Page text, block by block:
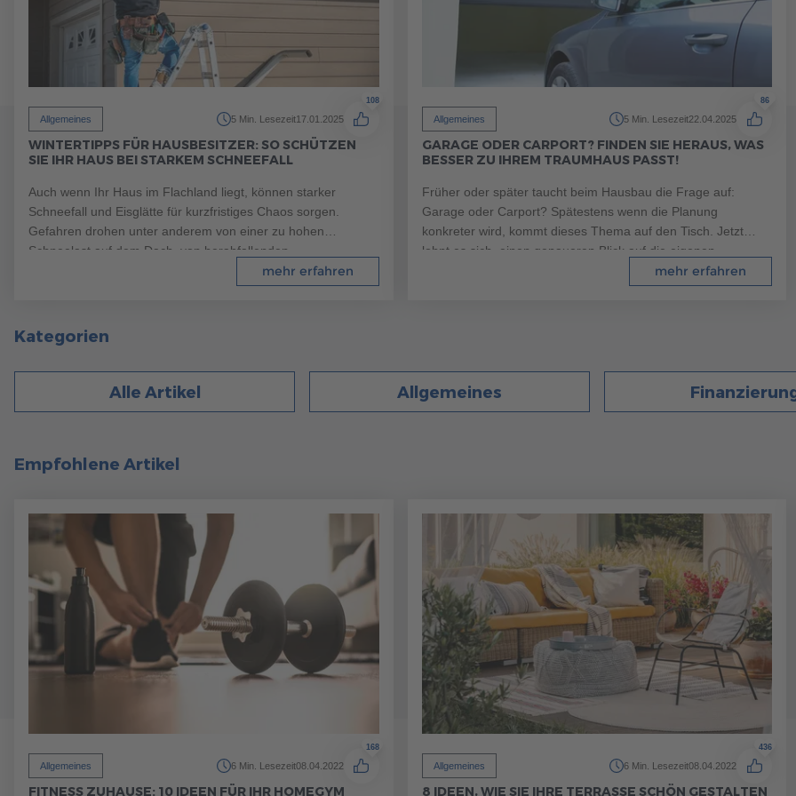
Allgemeines 5 Min. Lesezeit17.01.2025
108
WINTERTIPPS FÜR HAUSBESITZER: SO SCHÜTZEN
SIE IHR HAUS BEI STARKEM SCHNEEFALL
Auch wenn Ihr Haus im Flachland liegt, können starker
Schneefall und Eisglätte für kurzfristiges Chaos sorgen.
Gefahren drohen unter anderem von einer zu hohen
Schneelast auf dem Dach, von herabfallenden
Schneemassen oder Eiszapfen und spiegelglatten Gehwegen
vor Ihrem Haus. Lesen Sie jetzt unsere Tipps!
mehr erfahren
Allgemeines 5 Min. Lesezeit22.04.2025
86
GARAGE ODER CARPORT? FINDEN SIE HERAUS, WAS
BESSER ZU IHREM TRAUMHAUS PASST!
Früher oder später taucht beim Hausbau die Frage auf:
Garage oder Carport? Spätestens wenn die Planung
konkreter wird, kommt dieses Thema auf den Tisch. Jetzt
lohnt es sich, einen genaueren Blick auf die eigenen
Bedürfnisse und die Vorteile beider Varianten zu werfen.
mehr erfahren
Kategorien
Alle Artikel Allgemeines
Empfohlene Artikel
Allgemeines 6 Min. Lesezeit08.04.2022
168
FITNESS ZUHAUSE: 10 IDEEN FÜR IHR HOMEGYM
Allgemeines 6 Min. Lesezeit08.04.2022
436
8 IDEEN, WIE SIE IHRE TERRASSE SCHÖN GESTALTEN